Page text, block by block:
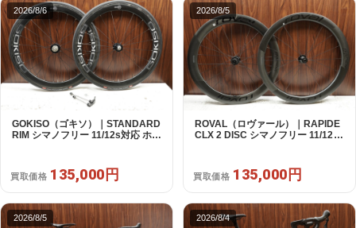
2026/8/6
GOKISO（ゴキソ）｜STANDARD
RIM シマノフリー 11/12s対応 ホイ
買取価格 135,000円
2026/8/5
ROVAL（ロヴァール）｜RAPIDE
CLX 2 DISC シマノフリー 11/12s
買取価格 135,000円
2026/8/5 2026/8/4